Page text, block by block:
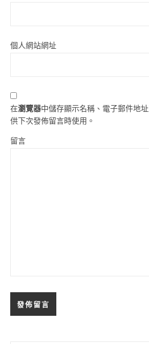
個人網站網址
在瀏覽器中儲存顯示名稱、電子郵件地
供下次發佈留言時使用。
留言